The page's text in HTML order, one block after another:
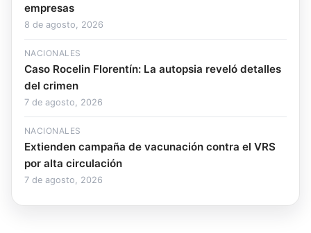
empresas
8 de agosto, 2026
NACIONALES
Caso Rocelin Florentín: La autopsia reveló detalles
del crimen
7 de agosto, 2026
NACIONALES
Extienden campaña de vacunación contra el VRS
por alta circulación
7 de agosto, 2026